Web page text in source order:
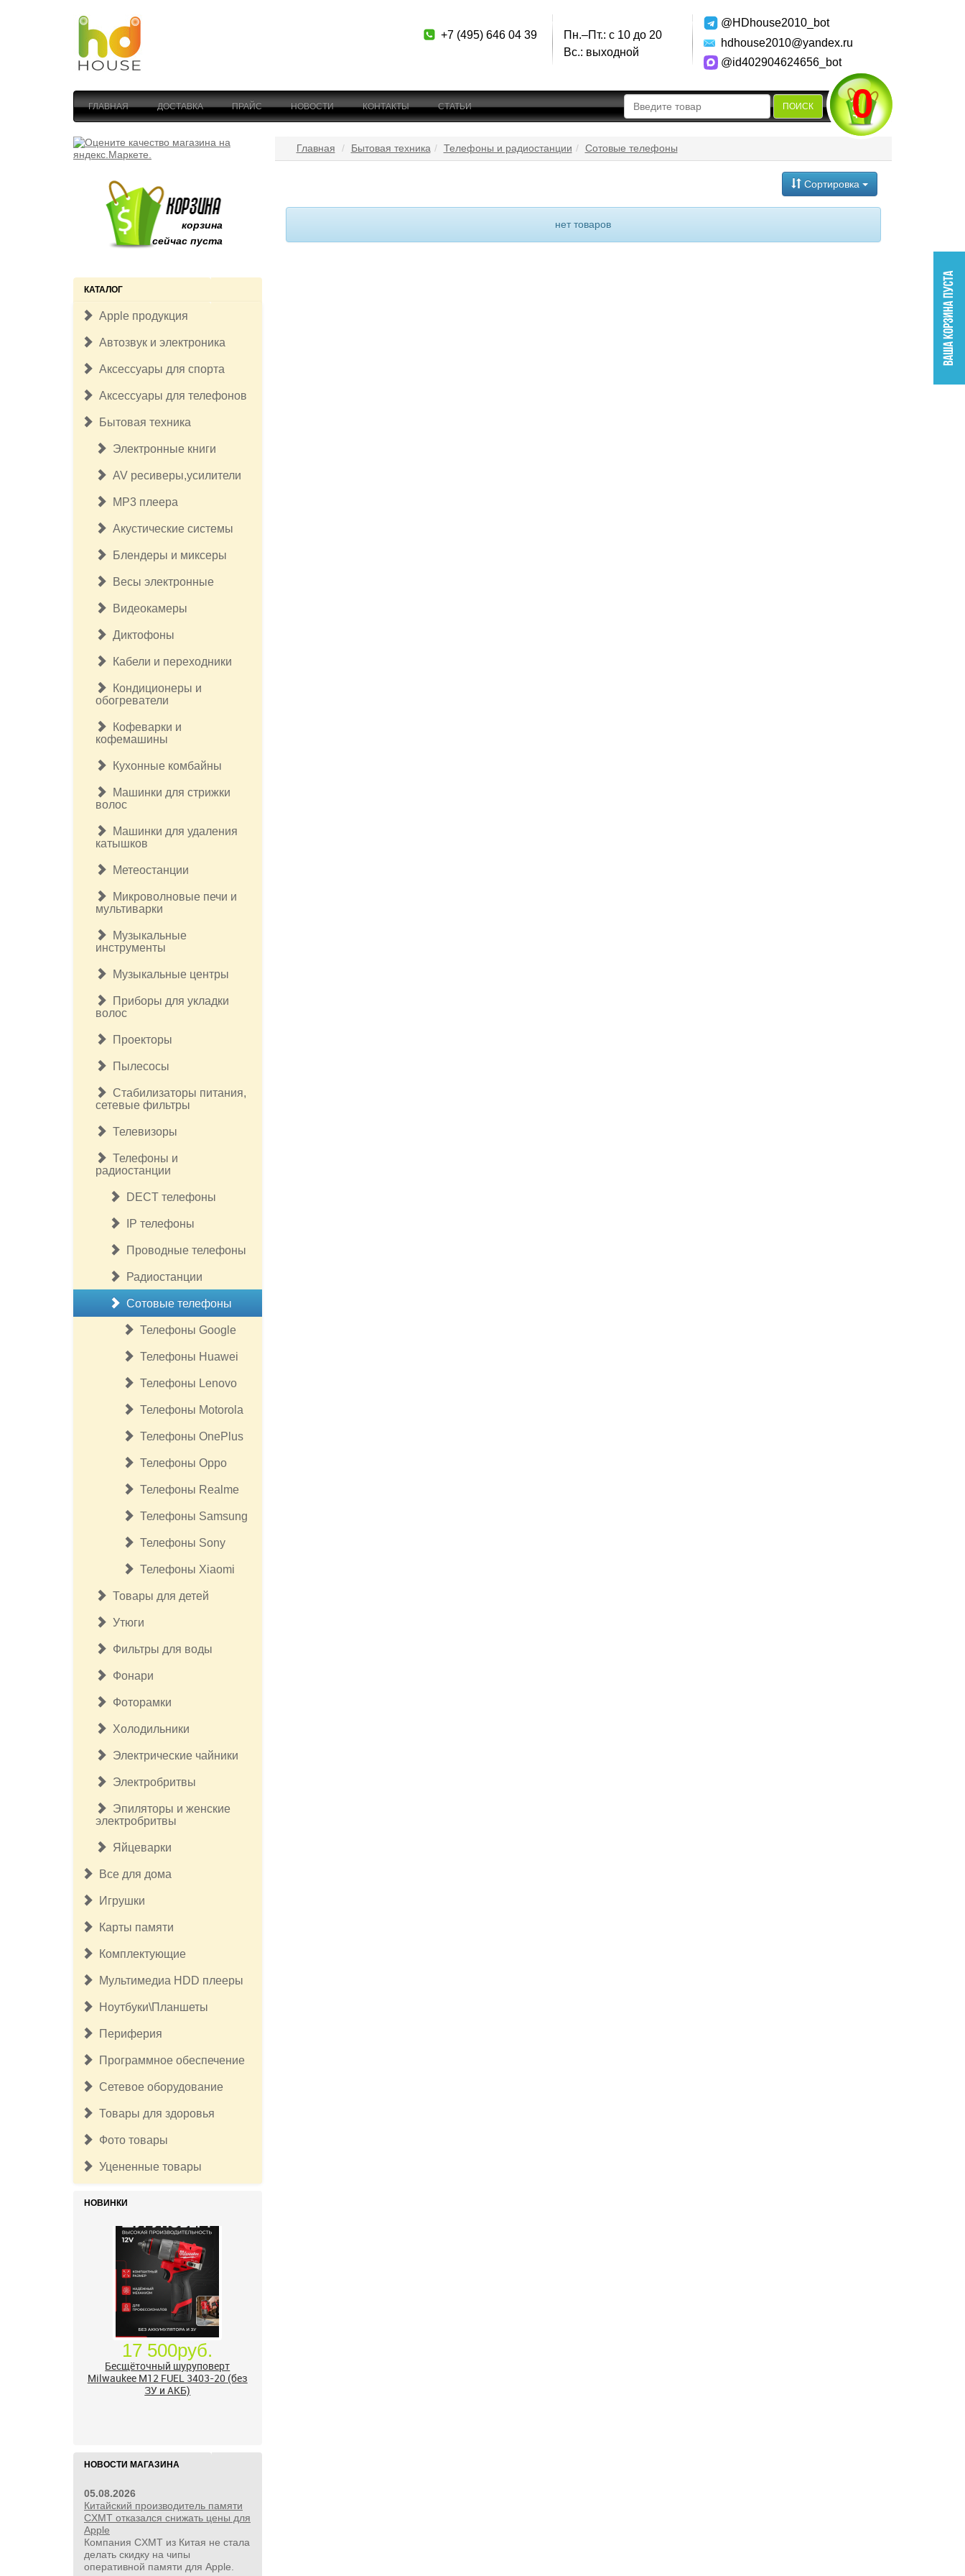
+7 (495) 646 04 39
Пн.–Пт.: с 10 до 20
Вс.: выходной
@HDhouse2010_bot
hdhouse2010@yandex.ru
@id402904624656_bot
ГЛАВНАЯ ДОСТАВКА ПРАЙС НОВОСТИ КОНТАКТЫ СТАТЬИ ПОИСК 0
корзина
сейчас пуста
КАТАЛОГ
Apple продукция
Автозвук и электроника
Аксессуары для спорта
Аксессуары для телефонов
Бытовая техника
Электронные книги
AV ресиверы,усилители
MP3 плеера
Акустические системы
Блендеры и миксеры
Весы электронные
Видеокамеры
Диктофоны
Кабели и переходники
Кондиционеры и
обогреватели
Кофеварки и
кофемашины
Кухонные комбайны
Машинки для стрижки
волос
Машинки для удаления
катышков
Метеостанции
Микроволновые печи и
мультиварки
Музыкальные
инструменты
Музыкальные центры
Приборы для укладки
волос
Проекторы
Пылесосы
Стабилизаторы питания,
сетевые фильтры
Телевизоры
Телефоны и
радиостанции
DECT телефоны
IP телефоны
Проводные телефоны
Радиостанции
Сотовые телефоны
Телефоны Google
Телефоны Huawei
Телефоны Lenovo
Телефоны Motorola
Телефоны OnePlus
Телефоны Oppo
Телефоны Realme
Телефоны Samsung
Телефоны Sony
Телефоны Xiaomi
Товары для детей
Утюги
Фильтры для воды
Фонари
Фоторамки
Холодильники
Электрические чайники
Электробритвы
Эпиляторы и женские
электробритвы
Яйцеварки
Все для дома
Игрушки
Карты памяти
Комплектующие
Мультимедиа HDD плееры
Ноутбуки\Планшеты
Периферия
Программное обеспечение
Сетевое оборудование
Товары для здоровья
Фото товары
Уцененные товары
НОВИНКИ
24 500руб.
УШМ болгарка Milwaukee M18
НОВОСТИ МАГАЗИНА
05.08.2026
Китайский производитель памяти
CXMT отказался снижать цены для
Apple
Компания CXMT из Китая не стала
делать скидку на чипы
оперативной памяти для Apple.
Главная Бытовая техника Телефоны и радиостанции Сотовые телефоны
Сортировка
нет товаров